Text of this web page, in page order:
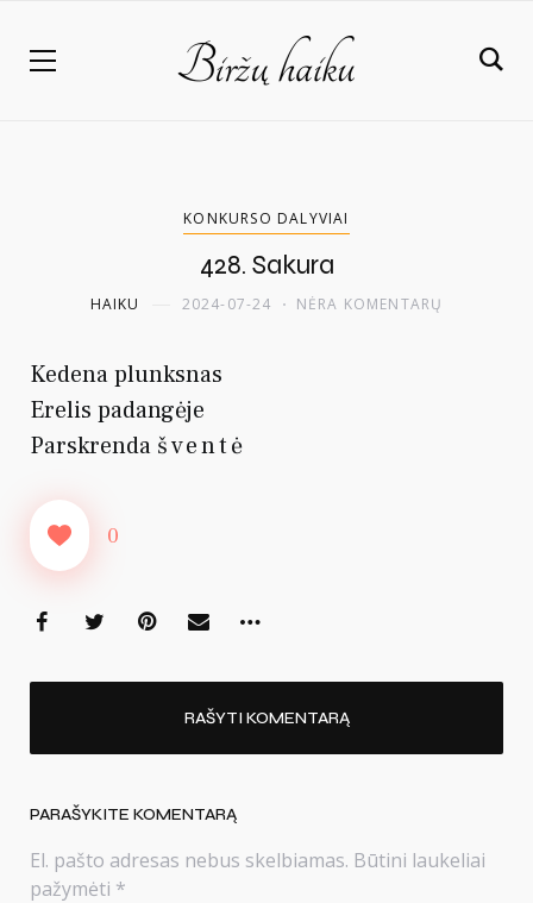
KONKURSO DALYVIAI
428. Sakura
HAIKU 2024-07-24 NĖRA KOMENTARŲ
Kedena plunksnas
Erelis padangėje
Parskrenda šventė
0
RAŠYTI KOMENTARĄ
PARAŠYKITE KOMENTARĄ
El. pašto adresas nebus skelbiamas. Būtini laukeliai
pažymėti *